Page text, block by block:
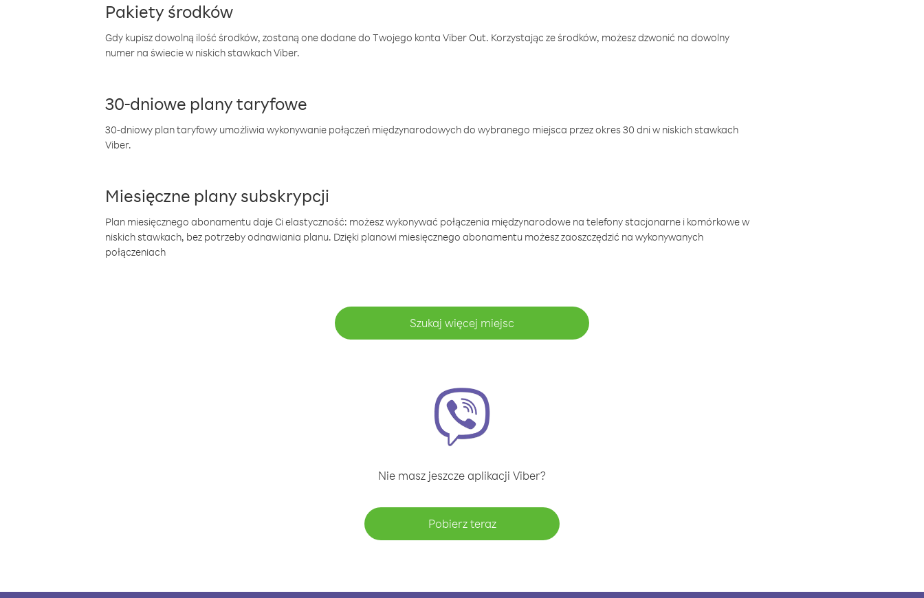
Pakiety środków
Gdy kupisz dowolną ilość środków, zostaną one dodane do Twojego konta Viber Out. Korzystając ze środków, możesz dzwonić na dowolny
numer na świecie w niskich stawkach Viber.
30-dniowe plany taryfowe
30-dniowy plan taryfowy umożliwia wykonywanie połączeń międzynarodowych do wybranego miejsca przez okres 30 dni w niskich stawkach
Viber.
Miesięczne plany subskrypcji
Plan miesięcznego abonamentu daje Ci elastyczność: możesz wykonywać połączenia międzynarodowe na telefony stacjonarne i komórkowe w
niskich stawkach, bez potrzeby odnawiania planu. Dzięki planowi miesięcznego abonamentu możesz zaoszczędzić na wykonywanych
połączeniach
Szukaj więcej miejsc
Nie masz jeszcze aplikacji Viber?
Pobierz teraz